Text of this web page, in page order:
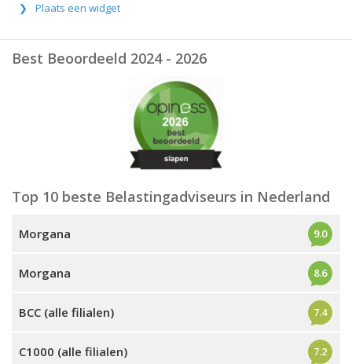
Plaats een widget
Best Beoordeeld 2024 - 2026
Top 10 beste Belastingadviseurs in Nederland
Morgana 9.0
Morgana 8.6
BCC (alle filialen) 7.4
C1000 (alle filialen) 7.2